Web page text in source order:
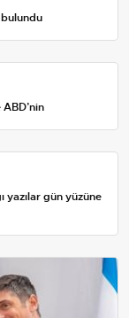
yazılar gün yüzüne